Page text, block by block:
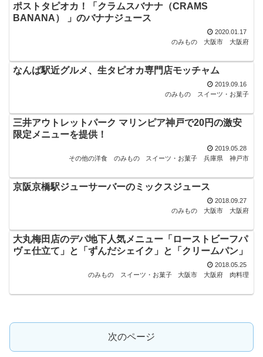
ポストタピオカ！「クラムスバナナ（CRAMS
BANANA） 」のバナナジュース
2020.01.17
のみもの
大阪市 大阪府
なんば駅近グルメ、生タピオカ専門店モッチャム
2019.09.16
のみもの
スイーツ・お菓子
三井アウトレットパーク マリンピア神戸で20円の激安
限定メニューを提供！
2019.05.28
その他の洋食
のみもの スイーツ・お菓子 兵庫県 神戸市
京阪京橋駅ジューサーバーのミックスジュース
2018.09.27
のみもの
大阪市 大阪府
大丸梅田店のデパ地下人気メニュー「ローストビーフパ
ヴェ仕立て」と「ずんだシェイク」と「クリームパン」
2018.05.25
のみもの
スイーツ・お菓子 大阪市 大阪府 肉料理
次のページ